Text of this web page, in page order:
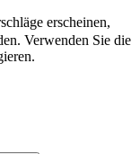
erscheinen,
Verwenden Sie die